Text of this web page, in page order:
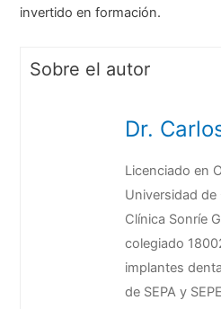
invertido en formación.
Sobre el autor
Dr.
Licenciado en
Universidad de
Clínica Sonríe
colegiado
implantes
de SEPA y